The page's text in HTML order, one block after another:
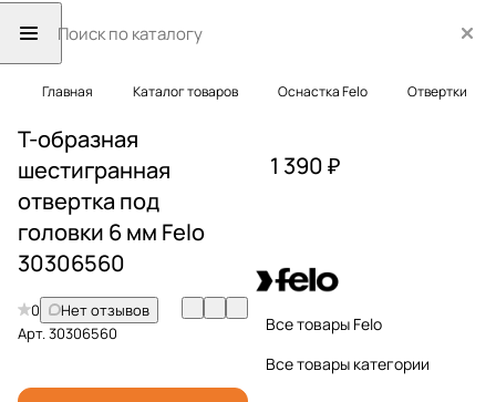
Главная Каталог товаров Оснастка Felo Отвертки
Т-образная
шестигранная
отвертка под
головки 6 мм Felo
30306560
0
Нет отзывов
Арт.30306560
1 390 ₽
Все товары Felo
Все товары категории